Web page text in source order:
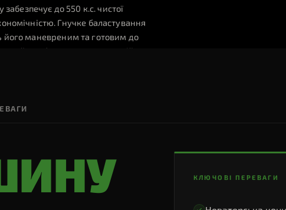
до 550 к.с. чистої
Гнучке баластування
його маневреним та готовим до
комфорт, а завдяки новій
КЛЮЧОВІ ПЕРЕВАГИ